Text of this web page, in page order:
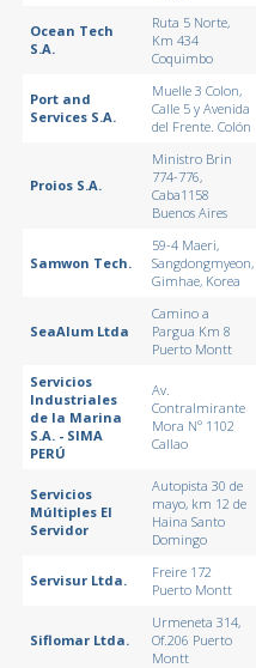
Ocean Tech
S.A.
Ruta 5 Norte,
Km 434
Coquimbo
Port and
Services S.A.
Muelle 3 Colon,
Calle 5 y Avenida
del Frente. Colón
Proios S.A.
Ministro Brin
774-776,
Caba1158
Buenos Aires
Samwon Tech.
59-4 Maeri,
Sangdongmyeon,
Gimhae, Korea
SeaAlum Ltda
Camino a
Pargua Km 8
Puerto Montt
Servicios
Industriales
de la Marina
S.A. - SIMA
PERÚ
Av.
Contralmirante
Mora Nº 1102
Callao
Servicios
Múltiples El
Servidor
Autopista 30 de
mayo, km 12 de
Haina Santo
Domingo
Servisur Ltda.
Freire 172
Puerto Montt
Siflomar Ltda.
Urmeneta 314,
Of.206 Puerto
Montt